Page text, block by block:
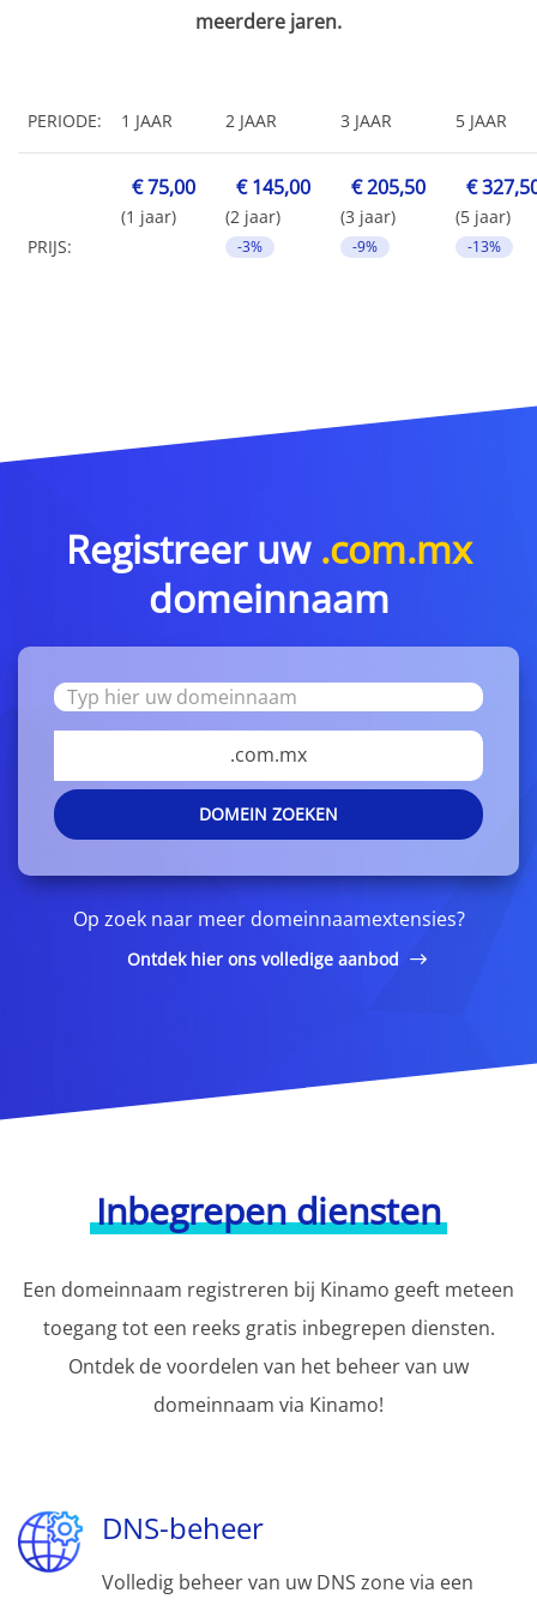
meerdere jaren.
PERIODE: 1 JAAR 2 JAAR 3 JAAR 5 JAAR
PRIJS:
€ 75,00
(1 jaar)
€ 145,00
(2 jaar)
-3%
€ 205,50
(3 jaar)
-9%
€
(5 jaar)
-13%
Registreer uw .com.mx
domeinnaam
.com.mx
DOMEIN ZOEKEN
Op zoek naar meer domeinnaamextensies?
Ontdek hier ons volledige aanbod
Inbegrepen diensten
Een domeinnaam registreren bij Kinamo geeft meteen
toegang tot een reeks gratis inbegrepen diensten.
Ontdek de voordelen van het beheer van uw
domeinnaam via Kinamo!
DNS-beheer
Volledig beheer van uw DNS zone via een